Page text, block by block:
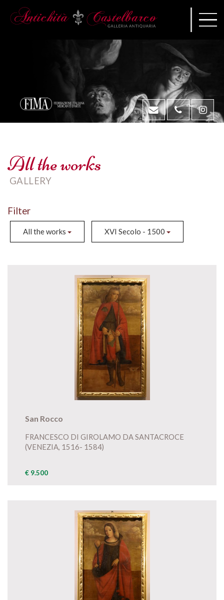
All the works
GALLERY
Filter
All the works XVI Secolo - 1500
San Rocco
FRANCESCO DI GIROLAMO DA SANTACROCE
(VENEZIA, 1516- 1584)
€ 9.500